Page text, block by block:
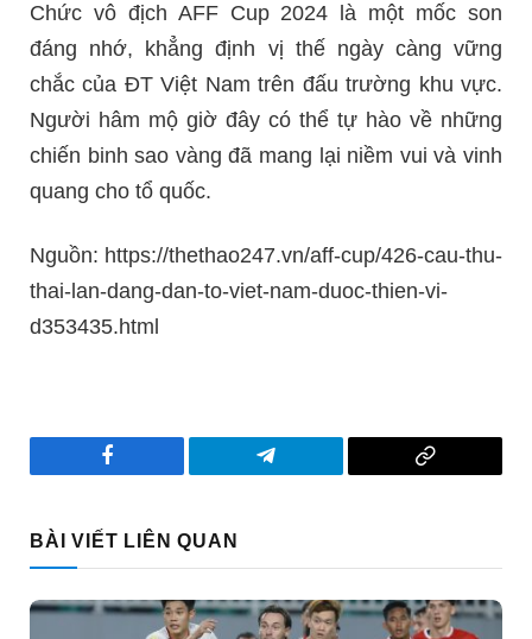
Chức vô địch AFF Cup 2024 là một mốc son
đáng nhớ, khẳng định vị thế ngày càng vững
chắc của ĐT Việt Nam trên đấu trường khu vực.
Người hâm mộ giờ đây có thể tự hào về những
chiến binh sao vàng đã mang lại niềm vui và vinh
quang cho tổ quốc.
Nguồn: https://thethao247.vn/aff-cup/426-cau-thu-
thai-lan-dang-dan-to-viet-nam-duoc-thien-vi-
d353435.html
Facebook Telegram
Copy
BÀI VIẾT LIÊN QUAN